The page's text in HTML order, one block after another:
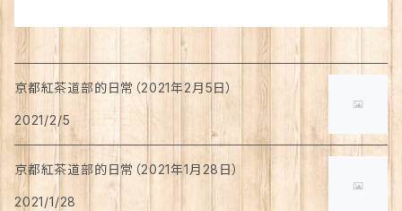
京都紅茶道部的日常（2021年2月5日）
2021/2/5
京都紅茶道部的日常（2021年1月28日）
2021/1/28